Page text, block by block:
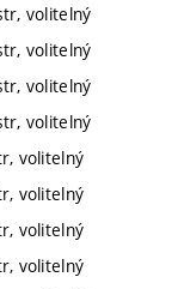
volitelný
volitelný
volitelný
volitelný
volitelný
volitelný
volitelný
volitelný